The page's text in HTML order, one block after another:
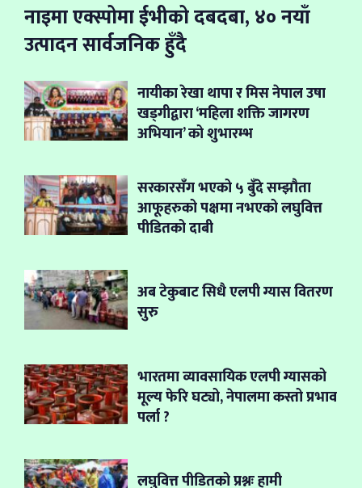
नाइमा एक्स्पोमा ईभीको दबदबा, ४० नयाँ
उत्पादन सार्वजनिक हुँदै
नायीका रेखा थापा र मिस नेपाल उषा
खड्गीद्वारा ‘महिला शक्ति जागरण
अभियान’ को शुभारम्भ
सरकारसँग भएको ५ बुँदे सम्झौता
आफूहरुको पक्षमा नभएको लघुवित्त
पीडितको दाबी
अब टेकुबाट सिधै एलपी ग्यास वितरण
सुरु
भारतमा व्यावसायिक एलपी ग्यासको
मूल्य फेरि घट्यो, नेपालमा कस्तो प्रभाव
पर्ला ?
लघुवित्त पीडितको प्रश्नः हामी